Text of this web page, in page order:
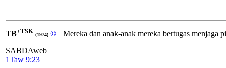
TB+TSK (1974) ©
SABDAweb
1Taw 9:23
Mereka dan anak-anak mereka bertugas menjaga